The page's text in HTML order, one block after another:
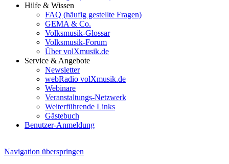
Hilfe & Wissen
FAQ (häufig gestellte Fragen)
GEMA & Co.
Volksmusik-Glossar
Volksmusik-Forum
Über volXmusik.de
Service & Angebote
Newsletter
webRadio volXmusik.de
Webinare
Veranstaltungs-Netzwerk
Weiterführende Links
Gästebuch
Benutzer-Anmeldung
Navigation überspringen